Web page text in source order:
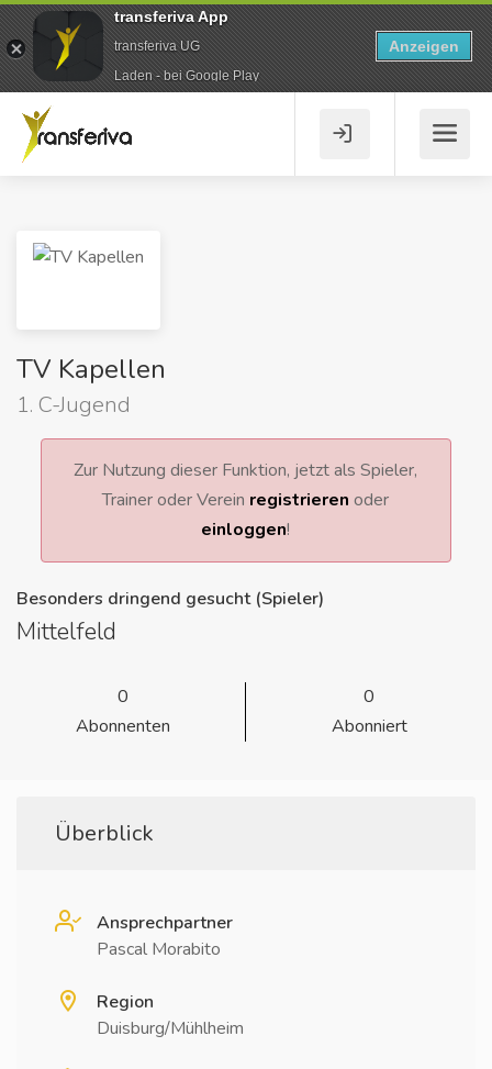
TV Kapellen
1. C-Jugend
Zur Nutzung dieser Funktion, jetzt als Spieler,
Trainer oder Verein registrieren oder
einloggen!
Besonders dringend gesucht (Spieler)
Mittelfeld
0
Abonnenten
0
Abonniert
Überblick
Ansprechpartner
Pascal Morabito
Region
Duisburg/Mühlheim
transferiva App
transferiva UG
Laden - bei Google Play
Anzeigen